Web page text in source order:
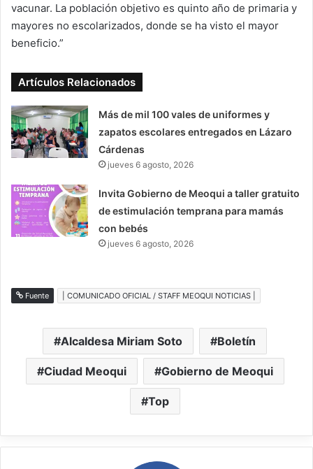
vacunar. La población objetivo es quinto año de primaria y
mayores no escolarizados, donde se ha visto el mayor
beneficio.”
Artículos Relacionados
Más de mil 100 vales de uniformes y
zapatos escolares entregados en Lázaro
Cárdenas
jueves 6 agosto, 2026
Invita Gobierno de Meoqui a taller gratuito
de estimulación temprana para mamás
con bebés
jueves 6 agosto, 2026
Fuente | COMUNICADO OFICIAL / STAFF MEOQUI NOTICIAS |
Alcaldesa Miriam Soto Boletín
Ciudad Meoqui Gobierno de Meoqui
Top